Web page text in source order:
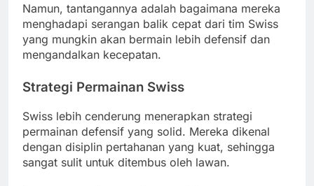
Namun, tantangannya adalah bagaimana mereka
menghadapi serangan balik cepat dari tim Swiss
yang mungkin akan bermain lebih defensif dan
mengandalkan kecepatan.
Strategi Permainan Swiss
Swiss lebih cenderung menerapkan strategi
permainan defensif yang solid. Mereka dikenal
dengan disiplin pertahanan yang kuat, sehingga
sangat sulit untuk ditembus oleh lawan.